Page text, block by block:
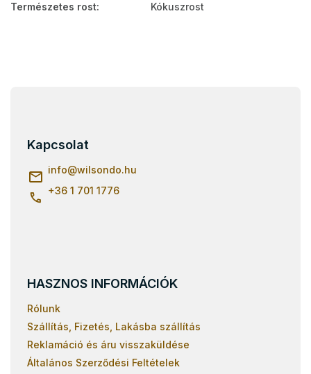
Természetes rost: Kókuszrost
Kapcsolat
info@wilsondo.hu
+36 1 701 1776
HASZNOS INFORMÁCIÓK
Rólunk
Szállítás, Fizetés, Lakásba szállítás
Reklamáció és áru visszaküldése
Általános Szerződési Feltételek